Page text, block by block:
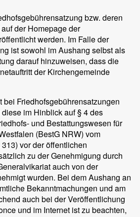
bzw. deren
der Homepage der
werden. Im Falle der
ist sowohl im Aushang selbst als
darauf hinzuweisen, dass die
der Kirchengemeinde
bei Friedhofsgebührensatzungen
im Hinblick auf § 4 des
und Bestattungswesen für
(BestG NRW) vom
vor der öffentlichen
zu der Genehmigung durch
auch von der
wurden. Bei dem Aushang an
Bekanntmachungen und am
auch bei der Veröffentlichung
und im Internet ist zu beachten,